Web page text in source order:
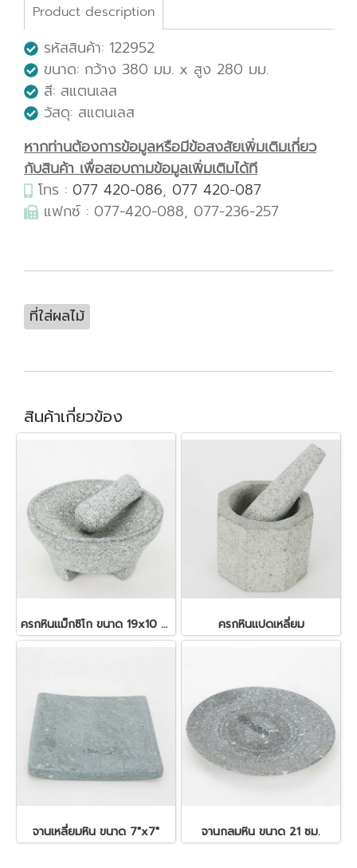
Product description
รหัสสินค้า: 122952
ขนาด: กว้าง 380 มม. x สูง 280 มม.
สี: สแตนเลส
วัสดุ: สแตนเลส
หากท่านต้องการข้อมูลหรือมีข้อสงสัยเพิ่มเติมเกี่ยว
กับสินค้า เพื่อสอบถามข้อมูลเพิ่มเติมได้ที
โทร : 077 420-086, 077 420-087
แฟกซ์ : 077-420-088, 077-236-257
ที่ใส่ผลไม้
สินค้าเกี่ยวข้อง
ครกหินแม็กซิโก ขนาด 19x10 ซม. ครกหินแปดเหลี่ยม
จานเหลี่ยมหิน ขนาด 7"x7" จานกลมหิน ขนาด 21 ซม.